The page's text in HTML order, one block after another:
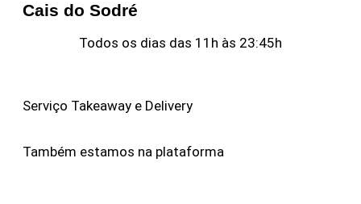
Cais do Sodré
Todos os dias das 11h às 23:45h
Serviço Takeaway e Delivery
Também estamos na plataforma